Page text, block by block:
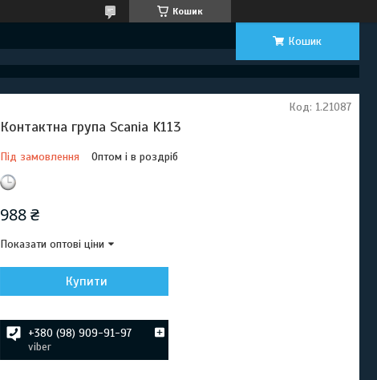
Кошик
Кошик
Контактна група Scania K113
Під замовлення Оптом і в роздріб
Код: 1.21087
988 ₴
Показати оптові ціни
Купити
+380 (98) 909-91-97
viber